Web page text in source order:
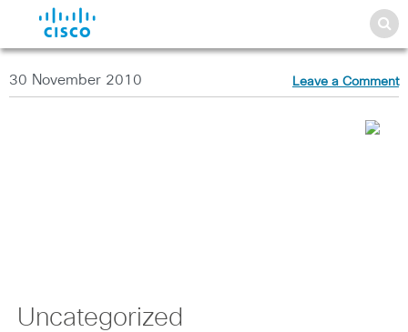
30 November 2010 Leave a Comment
Uncategorized